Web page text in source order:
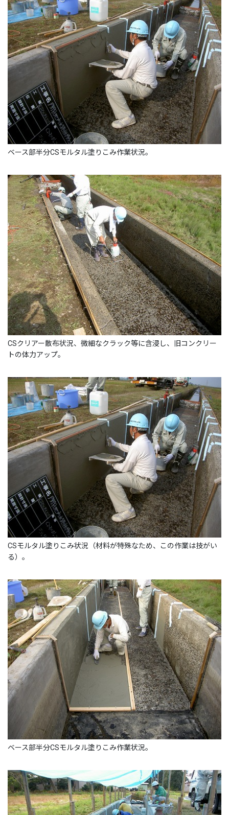
ベース部半分CSモルタル塗りこみ作業状況。
CSクリアー散布状況、微細なクラック等に含浸し、旧コンクリー
トの体力アップ。
CSモルタル塗りこみ状況（材料が特殊なため、この作業は技がい
る）。
ベース部半分CSモルタル塗りこみ作業状況。